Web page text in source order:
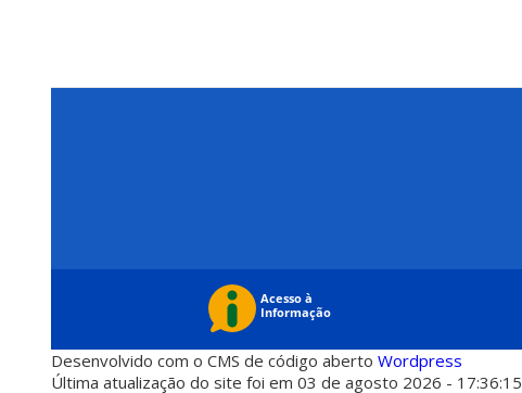
Desenvolvido com o CMS de código aberto Wordpress
Última atualização do site foi em 03 de agosto 2026 - 17:36:15